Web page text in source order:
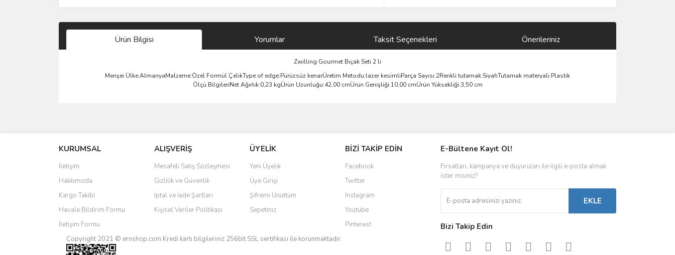
Ürün Bilgisi Yorumlar Taksit Seçenekleri Önerileriniz
Zwilling Gourmet Bıçak Seti 2 li
Menşei Ülke:AlmanyaMalzeme:Özel Formül ÇelikType of edge:Pürüzsüz kenarÜretim Metodu:lazer kesimliParça Sayısı:2Renkli tutamak:SiyahTutamak materyali:Plastik
Ölçü BilgileriNet Ağırlık:0,23 kgÜrün Uzunluğu:42,00 cmÜrün Genişliği:10,00 cmÜrün Yüksekliği:3,50 cm
Ürün resmi kalitesiz, bozuk veya görüntülenemiyor.
Ürün açıklamasında eksik bilgiler bulunuyor.
Ürün bilgilerinde hatalar bulunuyor.
Ürün fiyatı diğer sitelerden daha pahalı.
Bu ürüne benzer farklı alternatifler olmalı.
KURUMSAL
İletişim
Hakkımızda
Kargo Takibi
Havale Bildirim Formu
İletişim Formu
ALIŞVERİŞ
Mesafeli Satış Sözleşmesi
Gizlilik ve Güvenlik
İptal ve İade Şartları
Kişisel Veriler Politikası
ÜYELİK
Yeni Üyelik
Üye Girişi
Şifremi Unuttum
Sepetiniz
BİZİ TAKİP EDİN
Facebook
Twitter
Instagram
Youtube
Pinterest
Copyright 2021 © ernshop.com Kredi kartı bilgileriniz 256bit SSL sertifikası ile korunmaktadır.
E-Bültene Kayıt Ol!
Fırsatları, kampanya ve duyuruları ile ilgili e-posta almak
ister misiniz?
EKLE
Bizi Takip Edin